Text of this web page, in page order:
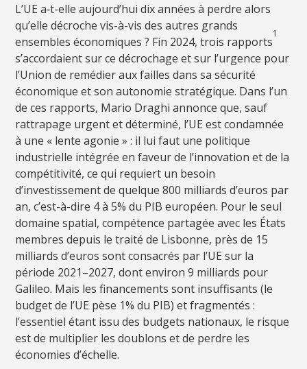
L’UE a‑t-elle aujourd’hui dix années à perdre alors
qu’elle décroche vis-à-vis des autres grands
ensembles économiques ? Fin 2024, trois rapports
1
s’accordaient sur ce décrochage et sur l’urgence pour
l’Union de remédier aux failles dans sa sécurité
économique et son autonomie stratégique. Dans l’un
de ces rapports, Mario Draghi annonce que, sauf
rattrapage urgent et déterminé, l’UE est condamnée
à une « lente agonie » : il lui faut une politique
industrielle intégrée en faveur de l’innovation et de la
compétitivité, ce qui requiert un besoin
d’investissement de quelque 800 milliards d’euros par
an, c’est-à-dire 4 à 5% du PIB européen. Pour le seul
domaine spatial, compétence partagée avec les États
membres depuis le traité de Lisbonne, près de 15
milliards d’euros sont consacrés par l’UE sur la
période 2021–2027, dont environ 9 milliards pour
Galileo. Mais les financements sont insuffisants (le
budget de l’UE pèse 1% du PIB) et fragmentés :
l’essentiel étant issu des budgets nationaux, le risque
est de multiplier les doublons et de perdre les
économies d’échelle.